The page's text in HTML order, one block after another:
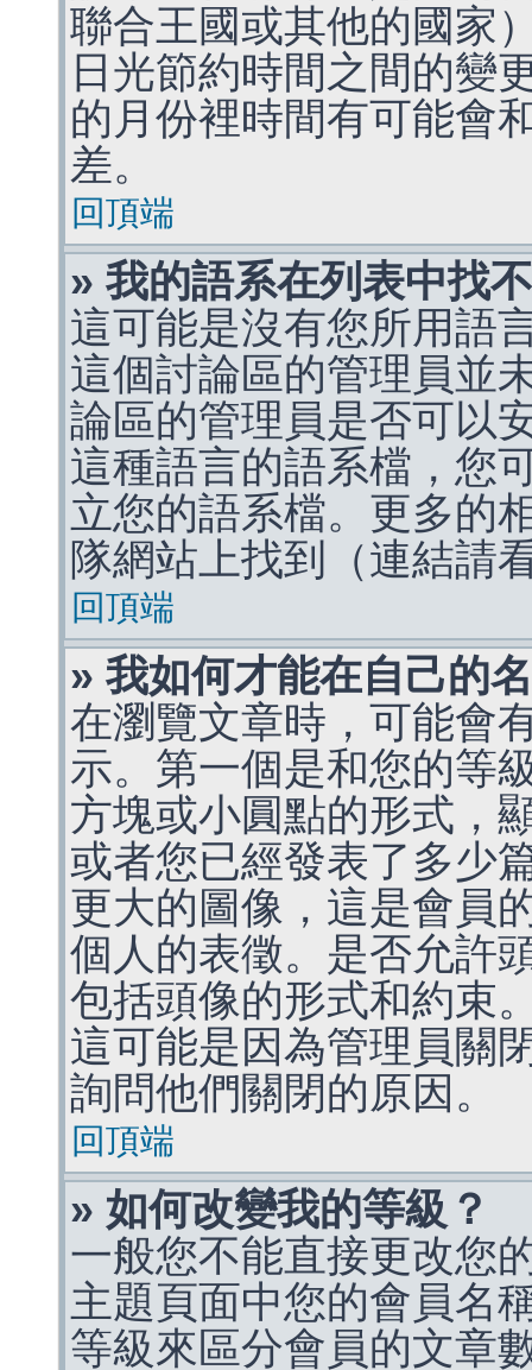
聯合王國或其他的國家
日光節約時間之間的變
的月份裡時間有可能會
差。
回頂端
» 我的語系在列表中找
這可能是沒有您所用語
這個討論區的管理員並
論區的管理員是否可以
這種語言的語系檔，您
立您的語系檔。更多的
隊網站上找到（連結請
回頂端
» 我如何才能在自己的
在瀏覽文章時，可能會
示。第一個是和您的等
方塊或小圓點的形式，
或者您已經發表了多少
更大的圖像，這是會員
個人的表徵。是否允許
包括頭像的形式和約束
這可能是因為管理員關
詢問他們關閉的原因。
回頂端
» 如何改變我的等級？
一般您不能直接更改您
主題頁面中您的會員名
等級來區分會員的文章